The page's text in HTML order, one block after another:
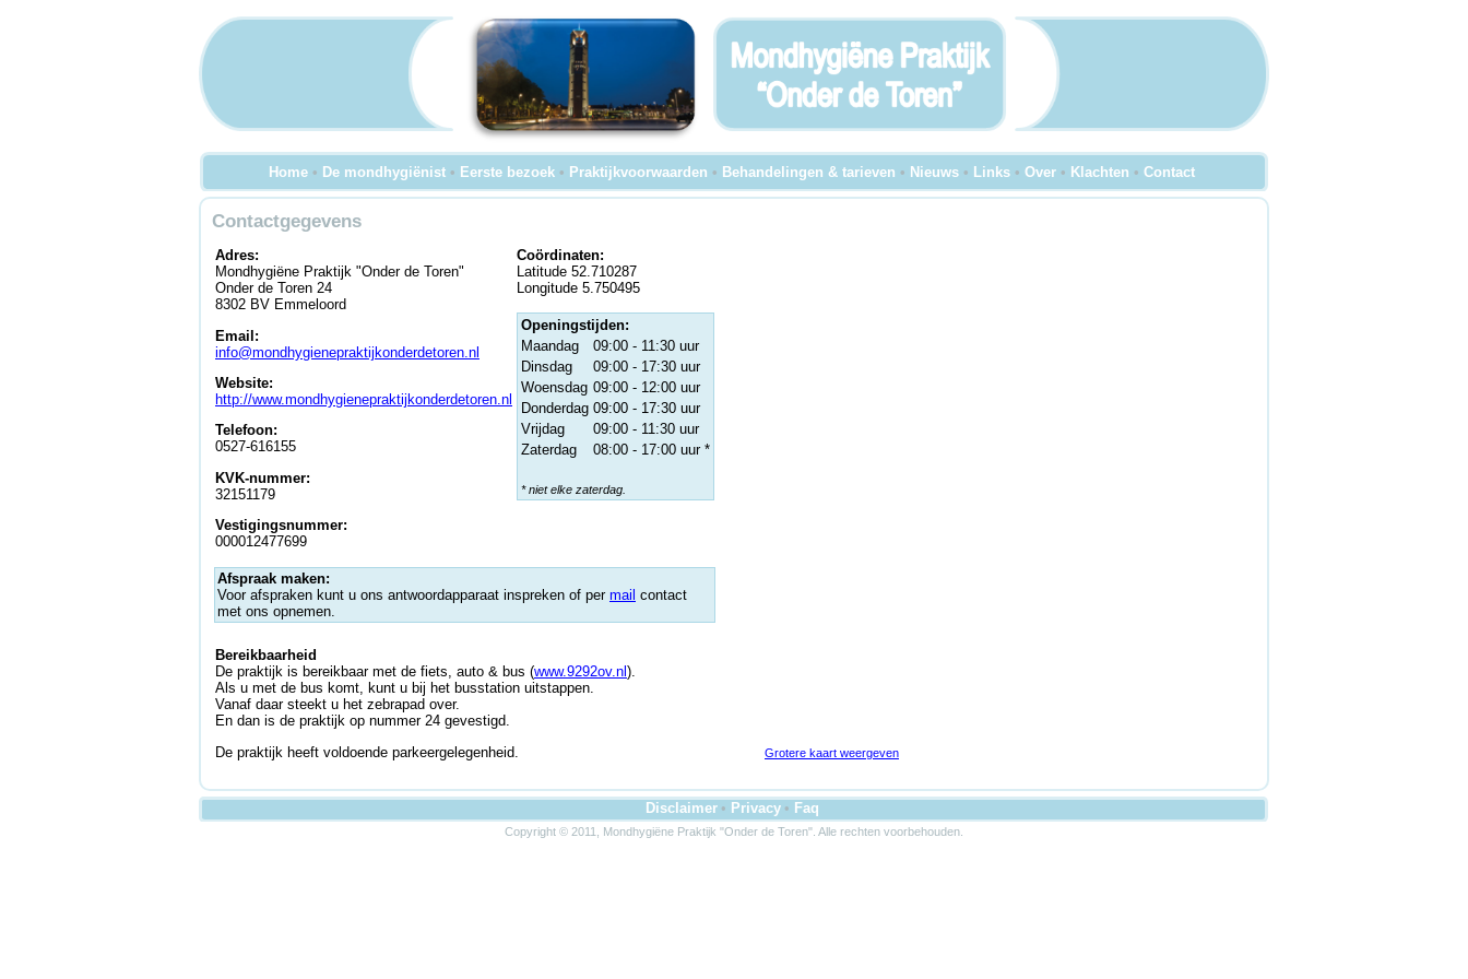
Home • De mondhygiënist • Eerste bezoek • Praktijkvoorwaarden • Behandelingen & tarieven • Nieuws • Links • Over • Klachten • Contact
Contactgegevens
Adres:
Mondhygiëne Praktijk "Onder de Toren"
Onder de Toren 24
8302 BV Emmeloord
Email:
info@mondhygienepraktijkonderdetoren.nl
Website:
http://www.mondhygienepraktijkonderdetoren.nl
Telefoon:
0527-616155
KVK-nummer:
32151179
Vestigingsnummer:
000012477699
Coördinaten:
Latitude 52.710287
Longitude 5.750495
Openingstijden:
Maandag
09:00 - 11:30 uur
Dinsdag
09:00 - 17:30 uur
Woensdag 09:00 - 12:00 uur
Donderdag 09:00 - 17:30 uur
Vrijdag
09:00 - 11:30 uur
Zaterdag
08:00 - 17:00 uur *
* niet elke zaterdag.
Afspraak maken:
Voor afspraken kunt u ons antwoordapparaat inspreken of per mail contact
met ons opnemen.
Bereikbaarheid
De praktijk is bereikbaar met de fiets, auto & bus (www.9292ov.nl ).
Als u met de bus komt, kunt u bij het busstation uitstappen.
Vanaf daar steekt u het zebrapad over.
En dan is de praktijk op nummer 24 gevestigd.
De praktijk heeft voldoende parkeergelegenheid.
Grotere kaart weergeven
Disclaimer • Privacy • Faq
Copyright © 2011, Mondhygiëne Praktijk "Onder de Toren". Alle rechten voorbehouden.